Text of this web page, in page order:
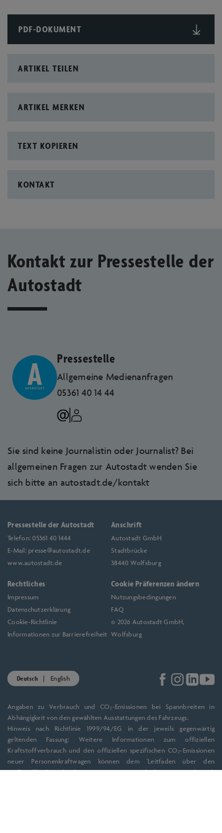
PDF-DOKUMENT
ARTIKEL TEILEN
ARTIKEL MERKEN
TEXT KOPIEREN
KONTAKT
Kontakt zur Pressestelle der
Autostadt
Pressestelle
Allgemeine Medien­anfragen
05361 40 14 44
Sie sind keine Journalistin oder Journalist? Bei
allgemeinen Fragen zur Autostadt wenden Sie
sich bitte an autostadt.de/kontakt
Pressestelle der Autostadt
Telefon:05361 40 1444
E-Mail: presse@autostadt.de
www.autostadt.de
Anschrift
Autostadt GmbH
Stadtbrücke
38440 Wolfsburg
Rechtliches
Impressum
Datenschutzerklärung
Cookie-Richtlinie
Informationen zur Barrierefreiheit
Cookie Präferenzen ändern
Nutzungsbedingungen
FAQ
© 2026 Autostadt GmbH,
Wolfsburg
Deutsch English
Angaben zu Verbrauch und CO₂-Emissionen bei Spannbreiten in
Abhängigkeit von den gewählten Ausstattungen des Fahrzeugs.
Hinweis nach Richtlinie 1999/94/EG in der jeweils gegenwärtig
geltenden Fassung: Weitere Informationen zum offiziellen
Kraftstoffverbrauch und den offiziellen spezifischen CO₂-Emissionen
neuer Personenkraftwagen können dem 'Leitfaden über den
Kraftstoffverbrauch, die CO₂-Emissionen und den Stromverbrauch